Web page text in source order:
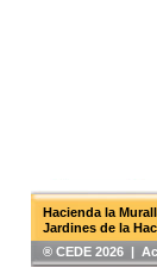
Hacienda la
Jardines de la
®️ CEDE 2026 |